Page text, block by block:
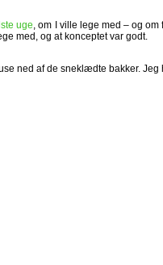
uge, om I ville lege med – og
med, og at konceptet var godt.
ned af de sneklædte bakker. Jeg